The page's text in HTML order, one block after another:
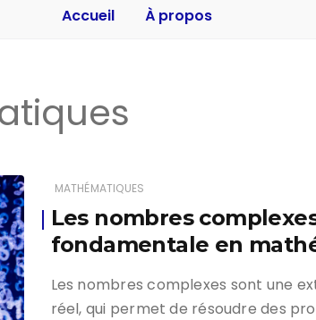
Accueil À propos
MATHÉMATIQUES
Les nombres
fondamentale en
Les nombres complexes sont une
réel, qui permet de résoudre des